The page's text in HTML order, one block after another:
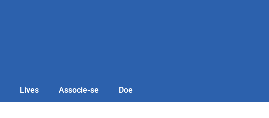
Lives Associe-se Doe